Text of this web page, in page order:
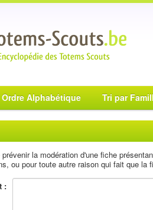
Ordre Alphabétique Tri par
la modération d'une fiche
ou pour toute autre raison qui fait que la
: